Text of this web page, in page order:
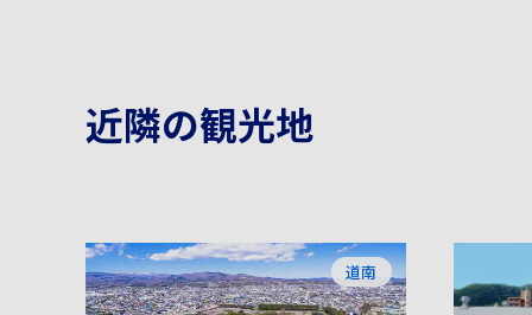
近隣の観光地
道南